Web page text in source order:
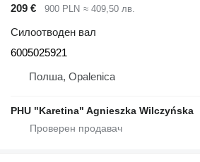
209 € 900 PLN ≈ 409,50 лв.
Силоотводен вал
6005025921
Полша, Opalenica
PHU "Karetina" Agnieszka Wilczyńska